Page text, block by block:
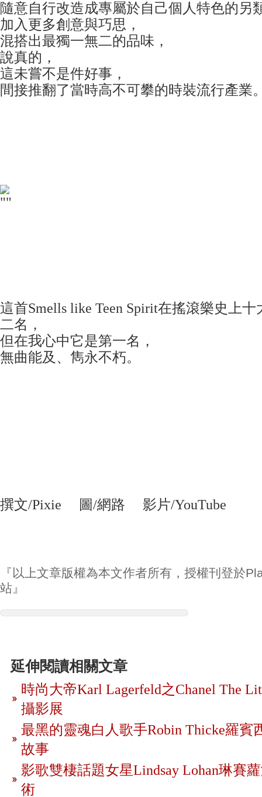
隨意自行改造成專屬於自己個人特色的另
加入更多創意與巧思，
混搭出最獨一無二的品味，
說真的，
這未嘗不是件好事，
間接推翻了當時高不可攀的時裝流行產業
這首Smells like Teen Spirit在搖滾樂史上
二名，
但在我心中它是第一名，
無曲能及、雋永不朽。
撰文/Pixie 圖/網路 影片/YouTube
『以上文章版權為本文作者所有，授權刊登於
站』
延伸閱讀相關文章
時尚大帝Karl Lagerfeld之Chanel The
攝影展
最黑的靈魂白人歌手Robin Thicke羅賓
故事
影歌雙棲話題女星Lindsay Lohan琳賽
術